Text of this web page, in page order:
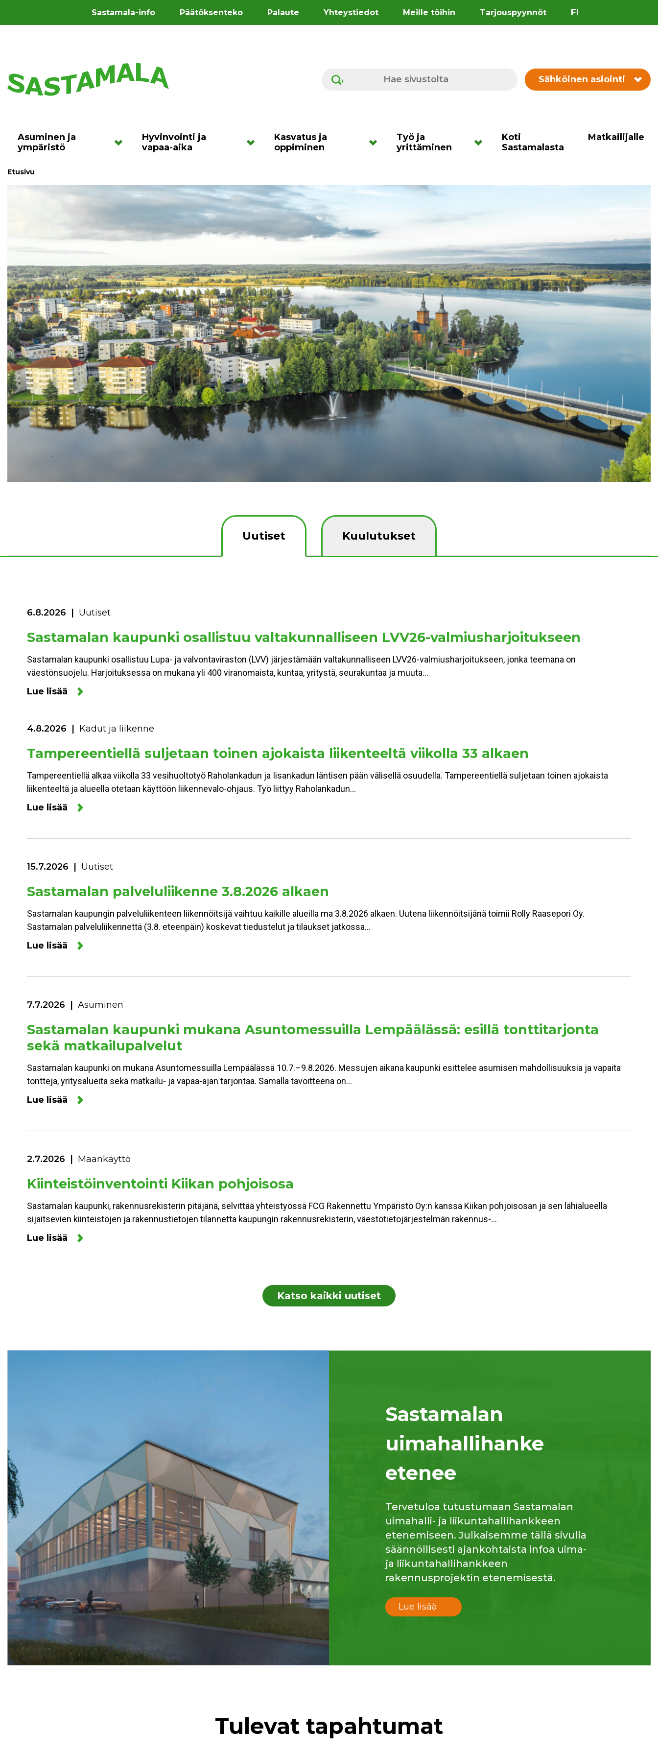
Sastamala-info Päätöksenteko Palaute Yhteystiedot Meille töihin Tarjouspyynnöt FI
Hae sivustolta Sähköinen asiointi
Asuminen ja
ympäristö
Hyvinvointi ja
vapaa-aika
Kasvatus ja
oppiminen
Työ ja
yrittäminen
Koti
Sastamalasta
Matkailijalle
Etusivu
Uutiset Kuulutukset
6.8.2026 Uutiset
Sastamalan kaupunki osallistuu valtakunnalliseen LVV26-valmiusharjoitukseen
Sastamalan kaupunki osallistuu Lupa- ja valvontaviraston (LVV) järjestämään valtakunnalliseen LVV26-valmiusharjoitukseen, jonka teemana on
väestönsuojelu. Harjoituksessa on mukana yli 400 viranomaista, kuntaa, yritystä, seurakuntaa ja muuta…
Lue lisää
4.8.2026 Kadut ja liikenne
Tampereentiellä suljetaan toinen ajokaista liikenteeltä viikolla 33 alkaen
Tampereentiellä alkaa viikolla 33 vesihuoltotyö Raholankadun ja Iisankadun läntisen pään välisellä osuudella. Tampereentiellä suljetaan toinen ajokaista
liikenteeltä ja alueella otetaan käyttöön liikennevalo-ohjaus. Työ liittyy Raholankadun…
Lue lisää
15.7.2026 Uutiset
Sastamalan palveluliikenne 3.8.2026 alkaen
Sastamalan kaupungin palveluliikenteen liikennöitsijä vaihtuu kaikille alueilla ma 3.8.2026 alkaen. Uutena liikennöitsijänä toimii Rolly Raasepori Oy.
Sastamalan palveluliikennettä (3.8. eteenpäin) koskevat tiedustelut ja tilaukset jatkossa…
Lue lisää
7.7.2026 Asuminen
Sastamalan kaupunki mukana Asuntomessuilla Lempäälässä: esillä tonttitarjonta
sekä matkailupalvelut
Sastamalan kaupunki on mukana Asuntomessuilla Lempäälässä 10.7.–9.8.2026. Messujen aikana kaupunki esittelee asumisen mahdollisuuksia ja vapaita
tontteja, yritysalueita sekä matkailu- ja vapaa-ajan tarjontaa. Samalla tavoitteena on…
Lue lisää
2.7.2026 Maankäyttö
Kiinteistöinventointi Kiikan pohjoisosa
Sastamalan kaupunki, rakennusrekisterin pitäjänä, selvittää yhteistyössä FCG Rakennettu Ympäristö Oy:n kanssa Kiikan pohjoisosan ja sen lähialueella
sijaitsevien kiinteistöjen ja rakennustietojen tilannetta kaupungin rakennusrekisterin, väestötietojärjestelmän rakennus-…
Lue lisää
Katso kaikki uutiset
Sastamalan
uimahallihanke
etenee
Tervetuloa tutustumaan Sastamalan
uimahalli- ja liikuntahallihankkeen
etenemiseen. Julkaisemme tällä sivulla
säännöllisesti ajankohtaista infoa uima-
ja liikuntahallihankkeen
rakennusprojektin etenemisestä.
Lue lisää
Tulevat tapahtumat